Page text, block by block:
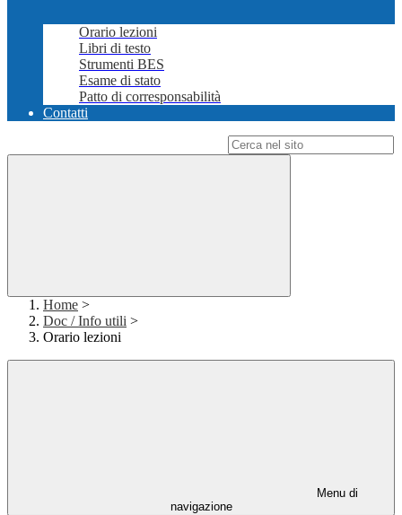
Orario lezioni
Libri di testo
Strumenti BES
Esame di stato
Patto di corresponsabilità
Contatti
Home >
Doc / Info utili >
Orario lezioni
Menu di
navigazione